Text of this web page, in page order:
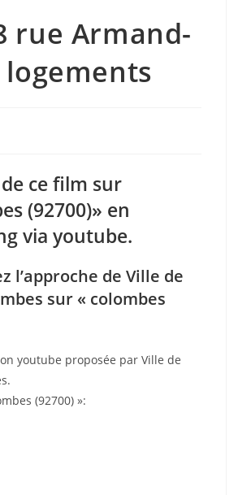
rue Armand-
logements
ce film sur
(92700)» en
via youtube.
l’approche de Ville de
sur « colombes
youtube proposée par Ville de
(92700) »: